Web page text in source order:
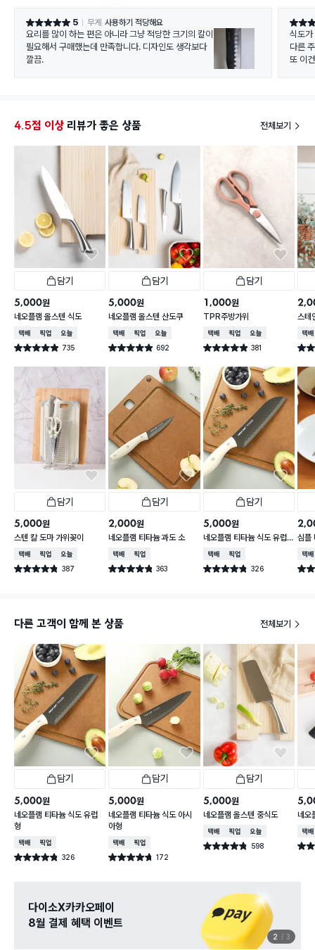
별점 5점 5 무게 사용하기 적당해요
요리를 많이 하는 편은 아니라 그냥 적당한 크기의 칼이
필요해서 구매했는데 만족합니다. 디자인도 생각보다
깔끔.
별점 5
식도가
다른
4.5점 이상 리뷰가 좋은 상품 전체보기
담기
5,000원
네오플램 올스텐 식도
택배배송매장픽업오늘배송
별점 4.9점 735
건 작성
담기
5,000원
네오플램 올스텐 산도쿠
택배배송매장픽업오늘배송
별점 4.9점 692
건 작성
담기
1,000원
TPR주방가위
택배배송매장픽업오늘배송
별점 4.9점 381
건 작성
스테
넓은
택배
별점
담기
5,000원
스텐 칼 도마 가위꽂이
택배배송매장픽업오늘배송
별점 4.8점 387
건 작성
담기
2,000원
네오플램 티타늄 과도 소
택배배송매장픽업
별점 4.8점 363
건 작성
담기
5,000원
네오플램 티타늄 식도 유럽
형
택배배송매장픽업
별점 4.8점 326
건 작성
심플
가위
택배
별점
다른 고객이 함께 본 상품 전체보기
담기
5,000원
네오플램 티타늄 식도 유럽
형
택배배송매장픽업
별점 4.8점 326
건 작성
담기
5,000원
네오플램 티타늄 식도 아시
아형
택배배송매장픽업
별점 4.7점 172
건 작성
담기
5,000원
네오플램 올스텐 중식도
택배배송매장픽업오늘배송
별점 4.8점 598
건 작성
네오
택배
별점
관심 있는 신상 입고
무료로 알림 받기
3 3